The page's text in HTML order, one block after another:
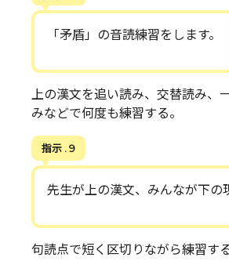
「矛盾」の音読練習をします。
上の漢文を追い読み、交替読み、
みなどで何度も練習する。
指示 . 9
先生が上の漢文、みんなが下の
句読点で短く区切りながら練習する